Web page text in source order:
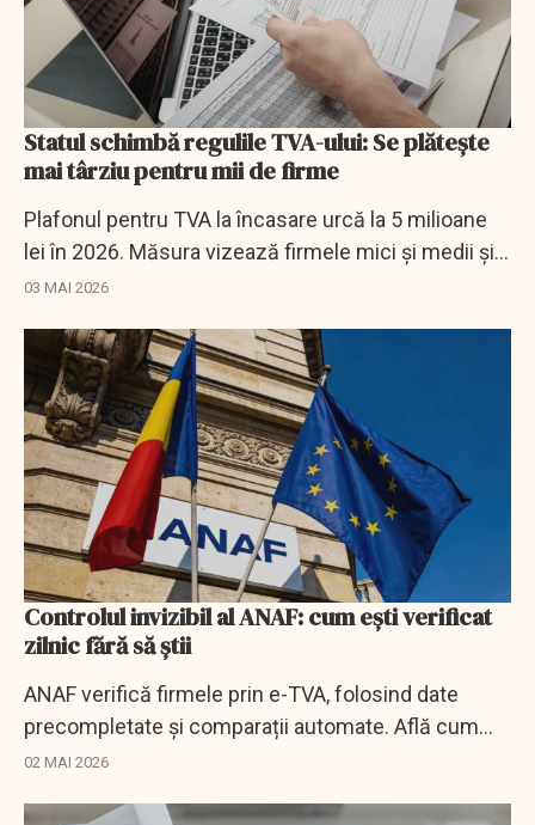
Statul schimbă regulile TVA-ului: Se plătește
mai târziu pentru mii de firme
Plafonul pentru TVA la încasare urcă la 5 milioane
lei în 2026. Măsura vizează firmele mici și medii și
schimbă fluxul de cash.
03 MAI 2026
Controlul invizibil al ANAF: cum ești verificat
zilnic fără să știi
ANAF verifică firmele prin e-TVA, folosind date
precompletate și comparații automate. Află cum
funcționează sistemul și ce riscuri apar pentru
02 MAI 2026